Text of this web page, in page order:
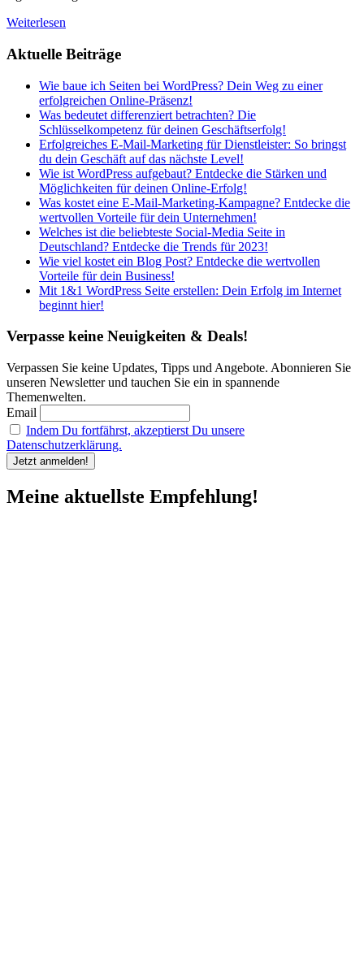
Weiterlesen
Aktuelle Beiträge
Wie baue ich Seiten bei WordPress? Dein Weg zu einer
erfolgreichen Online-Präsenz!
Was bedeutet differenziert betrachten? Die
Schlüsselkompetenz für deinen Geschäftserfolg!
Erfolgreiches E-Mail-Marketing für Dienstleister: So bringst
du dein Geschäft auf das nächste Level!
Wie ist WordPress aufgebaut? Entdecke die Stärken und
Möglichkeiten für deinen Online-Erfolg!
Was kostet eine E-Mail-Marketing-Kampagne? Entdecke die
wertvollen Vorteile für dein Unternehmen!
Welches ist die beliebteste Social-Media Seite in
Deutschland? Entdecke die Trends für 2023!
Wie viel kostet ein Blog Post? Entdecke die wertvollen
Vorteile für dein Business!
Mit 1&1 WordPress Seite erstellen: Dein Erfolg im Internet
beginnt hier!
Verpasse keine Neuigkeiten & Deals!
Verpassen Sie keine Updates, Tipps und Angebote. Abonnieren Sie
unseren Newsletter und tauchen Sie ein in spannende
Themenwelten.
Email
Indem Du fortfährst, akzeptierst Du unsere
Datenschutzerklärung.
Meine aktuellste Empfehlung!